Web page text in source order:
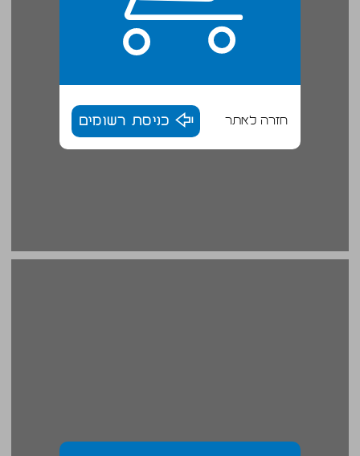
חזרה לאתר כניסת רשומים